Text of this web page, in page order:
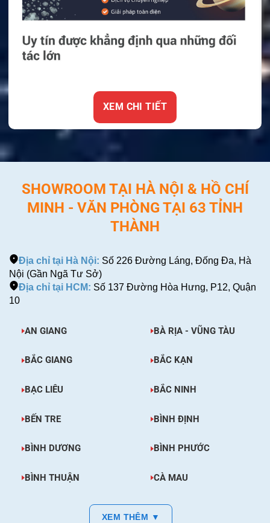
XEM CHI TIẾT
SHOWROOM TẠI HÀ NỘI & HỒ CHÍ
MINH - VĂN PHÒNG TẠI 63 TỈNH
THÀNH
Địa chỉ tại Hà Nội: Số 226 Đường Láng, Đống Đa, Hà
Nội (Gần Ngã Tư Sở)
Địa chỉ tại HCM: Số 137 Đường Hòa Hưng, P12, Quận
10
AN GIANG BÀ RỊA - VŨNG TÀU
BẮC GIANG BẮC KẠN
BẠC LIÊU BẮC NINH
BẾN TRE BÌNH ĐỊNH
BÌNH DƯƠNG BÌNH PHƯỚC
BÌNH THUẬN CÀ MAU
XEM THÊM ▼